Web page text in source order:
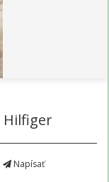
Hilfiger
Napísať